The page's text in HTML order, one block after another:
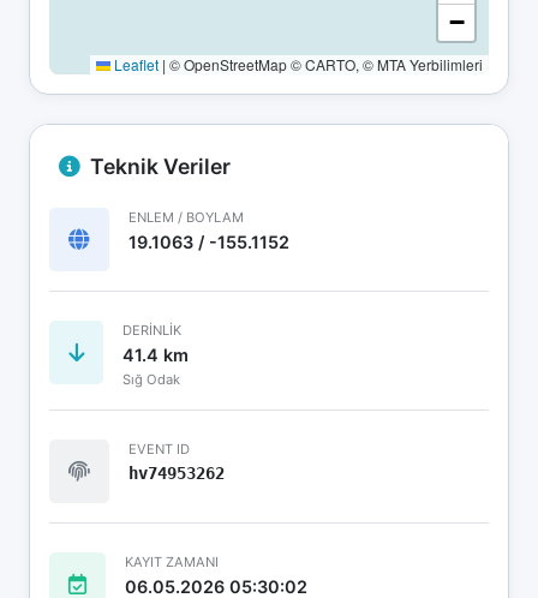
−
Leaflet | © OpenStreetMap © CARTO, © MTA Yerbilimleri
Teknik Veriler
ENLEM / BOYLAM
19.1063 / -155.1152
DERINLIK
41.4 km
Sığ Odak
EVENT ID
hv74953262
KAYIT ZAMANI
06.05.2026 05:30:02